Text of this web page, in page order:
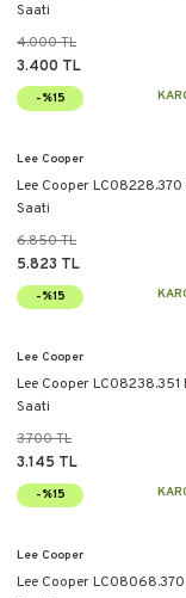
Saati
4.000 TL
3.400 TL
-%15
Lee Cooper
Lee Cooper LC08228.370
Saati
6.850 TL
5.823 TL
-%15
Lee Cooper
Lee Cooper LC08238.351
Saati
3.700 TL
3.145 TL
-%15
Lee Cooper
Lee Cooper